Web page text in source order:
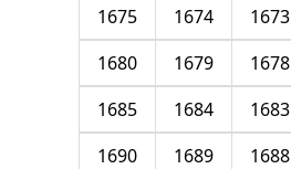
1673
1674
1675
1678
1679
1680
1683
1684
1685
1688
1689
1690